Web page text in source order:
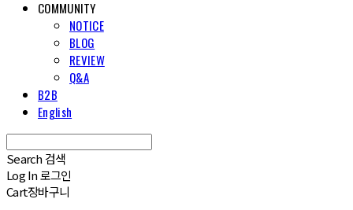
COMMUNITY
NOTICE
BLOG
REVIEW
Q&A
B2B
English
Search 검색
Log In로그인
Cart장바구니